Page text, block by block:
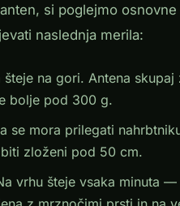
si poglejmo
naslednja merila:
šteje na gori. Antena
bolje pod 300 g.
se mora prilegati
zloženi pod 50 cm.
vrhu šteje vsaka minuta